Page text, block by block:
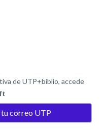
de UTP+biblio, accede
tu correo UTP